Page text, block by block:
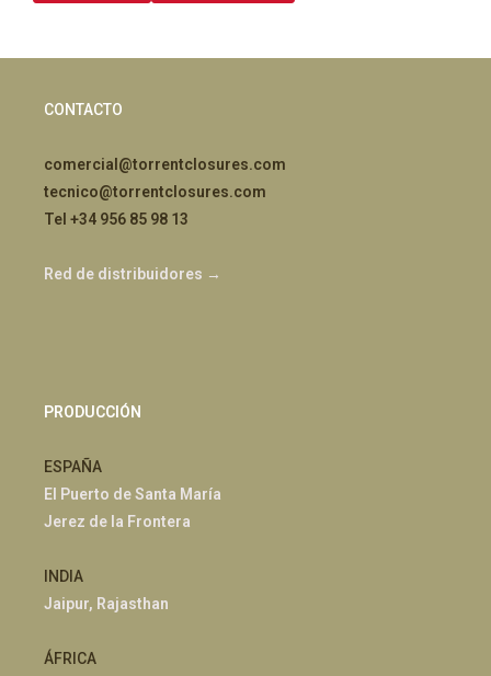
CONTACTO
comercial@torrentclosures.com
tecnico@torrentclosures.com
Tel +34 956 85 98 13
Red de distribuidores →
PRODUCCIÓN
ESPAÑA
El Puerto de Santa María
Jerez de la Frontera
INDIA
Jaipur, Rajasthan
ÁFRICA